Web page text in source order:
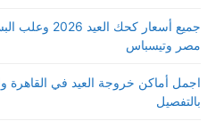
جميع أسعار
مصر وتيسباس
بالتفصيل